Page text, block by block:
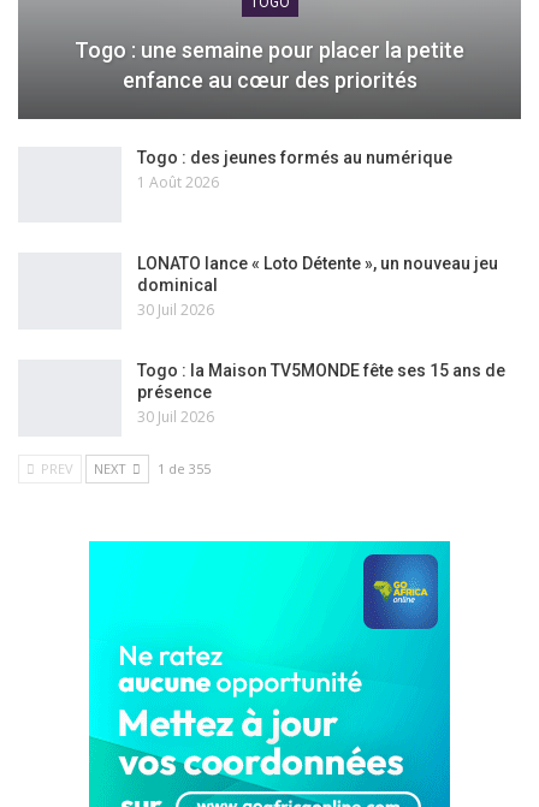
Togo : une semaine pour placer la petite
enfance au cœur des priorités
Togo : des jeunes formés au numérique
1 Août 2026
LONATO lance « Loto Détente », un nouveau jeu
dominical
30 Juil 2026
Togo : la Maison TV5MONDE fête ses 15 ans de
présence
30 Juil 2026
PREV NEXT 1 de 355